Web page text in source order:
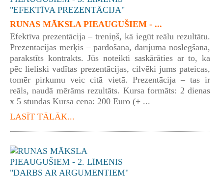
RUNAS MĀKSLA PIEAUGUŠIEM - ...
Efektīva prezentācija – treniņš, kā iegūt reālu rezultātu.
Prezentācijas mērķis – pārdošana, darījuma noslēgšana,
parakstīts kontrakts. Jūs noteikti saskārāties ar to, ka
pēc lieliski vadītas prezentācijas, cilvēki jums pateicas,
tomēr pirkumu veic citā vietā. Prezentācija – tas ir
reāls, naudā mērāms rezultāts. Kursa formāts: 2 dienas
x 5 stundas Kursa cena: 200 Euro (+ ...
LASĪT TĀLĀK...